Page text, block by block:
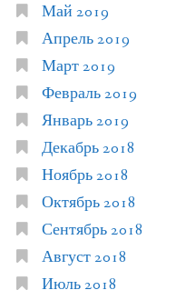
Май 2019
Апрель 2019
Март 2019
Февраль 2019
Январь 2019
Декабрь 2018
Ноябрь 2018
Октябрь 2018
Сентябрь 2018
Август 2018
Июль 2018